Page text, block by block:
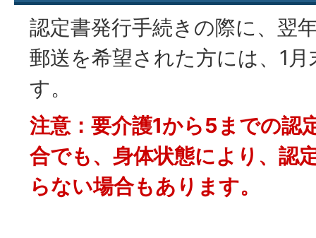
認定書発行手続きの際に、翌
郵送を希望された方には、1
す。
注意：要介護1から5までの認
合でも、身体状態により、認
らない場合もあります。